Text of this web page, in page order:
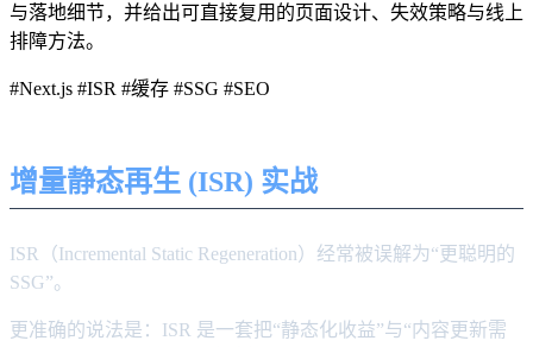
与落地细节，并给出可直接复用的页面设计、失效策略与线上
排障方法。
#Next.js #ISR #缓存 #SSG #SEO
增量静态再生 (ISR) 实战
ISR（Incremental Static Regeneration）经常被误解为“更聪明的
SSG”。
更准确的说法是：ISR 是一套把“静态化收益”与“内容更新需